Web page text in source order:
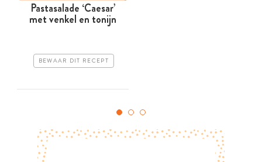
Pastasalade ­‘Caesar’
met venkel en tonijn
BEWAAR DIT RECEPT